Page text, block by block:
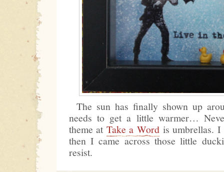
The sun has finally shown up
needs to get a little warmer…
theme at Take a Word is umbrellas.
then I came across those little
resist.